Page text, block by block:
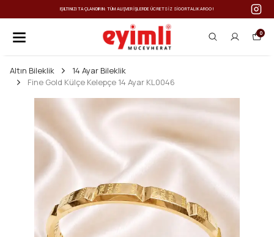
IŞILTINIZI TAÇLANDIRIN: TÜM ALIŞVERIŞLERDE ÜCRETSIZ SIGORTALI KARGO!
0
Altın Bileklik
14 Ayar Bileklik
Fine Gold Külçe Kelepçe 14 Ayar KL0046